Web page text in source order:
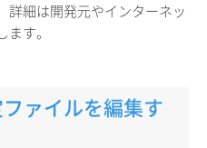
詳細は開発元やインターネッ
す。
ァイルを編集す